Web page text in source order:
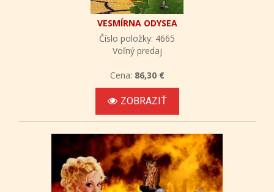
VESMÍRNA ODYSEA
Číslo položky: 4665
Voľný predaj
Cena: 86,30 €
ZOBRAZIŤ